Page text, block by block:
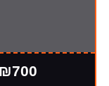
₪700 + מע"מ